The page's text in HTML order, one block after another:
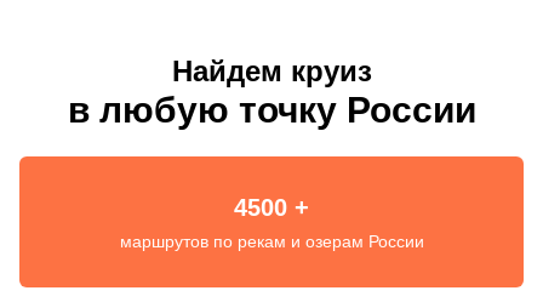
Найдем круиз
в любую точку России
4500 +
маршрутов по рекам и озерам России